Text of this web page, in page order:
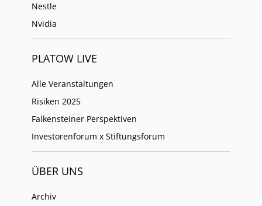
Nestle
Nvidia
PLATOW LIVE
Alle Veranstaltungen
Risiken 2025
Falkensteiner Perspektiven
Investorenforum x Stiftungsforum
ÜBER UNS
Archiv